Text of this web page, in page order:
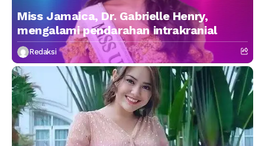
Miss Jamaica, Dr. Gabrielle Henry,
mengalami pendarahan intrakranial
Redaksi